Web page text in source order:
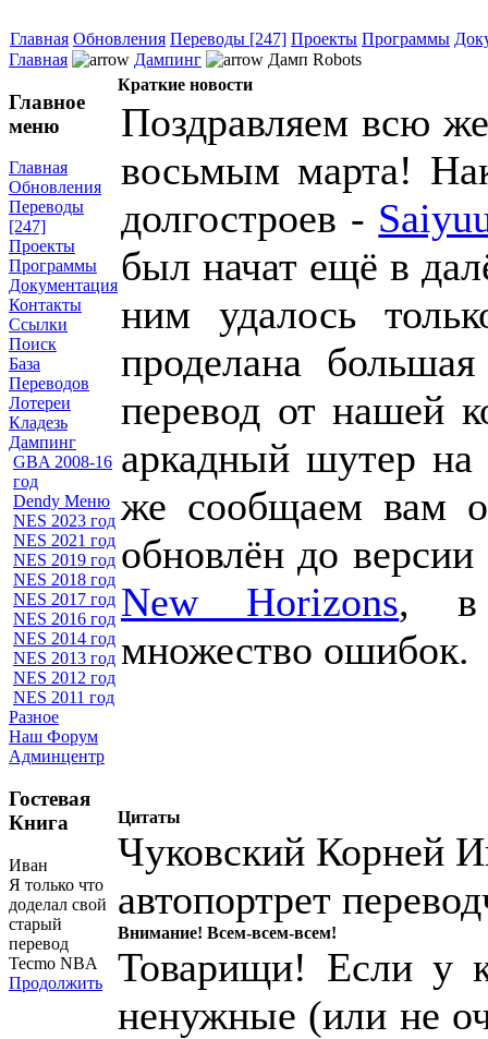
Главная Обновления Переводы [247] Проекты Программы
Главная
Дампинг Дамп Robots
Главное
меню
Главная
Обновления
Переводы
[247]
Проекты
Программы
Документация
Контакты
Ссылки
Поиск
База
Переводов
Лотереи
Кладезь
Дампинг
GBA 2008-16
год
Dendy Меню
NES 2023 год
NES 2021 год
NES 2019 год
NES 2018 год
NES 2017 год
NES 2016 год
NES 2014 год
NES 2013 год
NES 2012 год
NES 2011 год
Разное
Наш Форум
Админцентр
Гостевая
Книга
Иван
Я только что
доделал свой
старый
перевод
Tecmo NBA
Продолжить
Краткие новости
Поздравляем всю
восьмым марта!
долгостроев -
был начат ещё в
ним удалось
проделана
перевод от нашей
аркадный шутер на
же сообщаем вам
обновлён до
New Horizons, в
множество ошибок.
Цитаты
Чуковский Корней
автопортрет
Внимание! Всем-всем-всем!
Товарищи! Если у
ненужные (или не